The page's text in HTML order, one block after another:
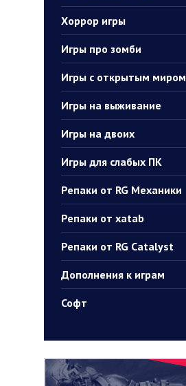
Хоррор игры
Игры про зомби
Игры с открытым миром
Игры на выживание
Игры на двоих
Игры для слабых ПК
Репаки от RG Механики
Репаки от xatab
Репаки от RG Catalyst
Дополнения к играм
Софт